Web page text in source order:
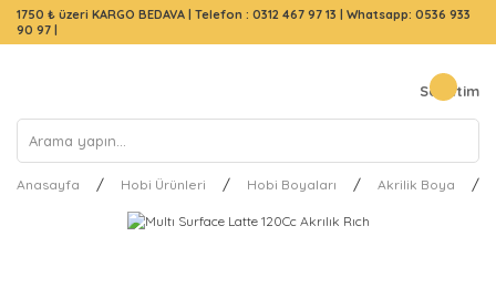
1750 ₺ üzeri KARGO BEDAVA | Telefon : 0312 467 97 13 | Whatsapp: 0536 933
90 97 |
Sepetim
Anasayfa Hobi Ürünleri Hobi Boyaları Akrilik Boya